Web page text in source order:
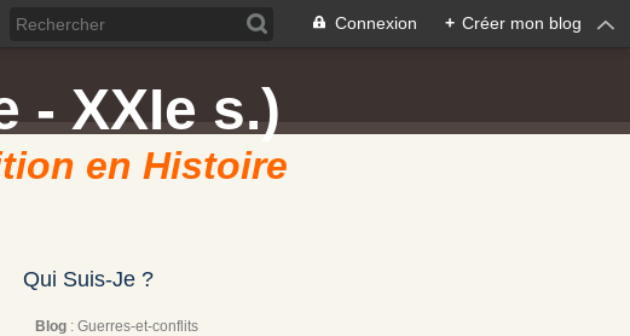
Connexion + Créer mon blog
- XXIe s.)
en Histoire
Qui Suis-Je ?
Blog : Guerres-et-conflits